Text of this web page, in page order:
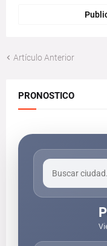
Artículo Anterior
PRONOSTICO